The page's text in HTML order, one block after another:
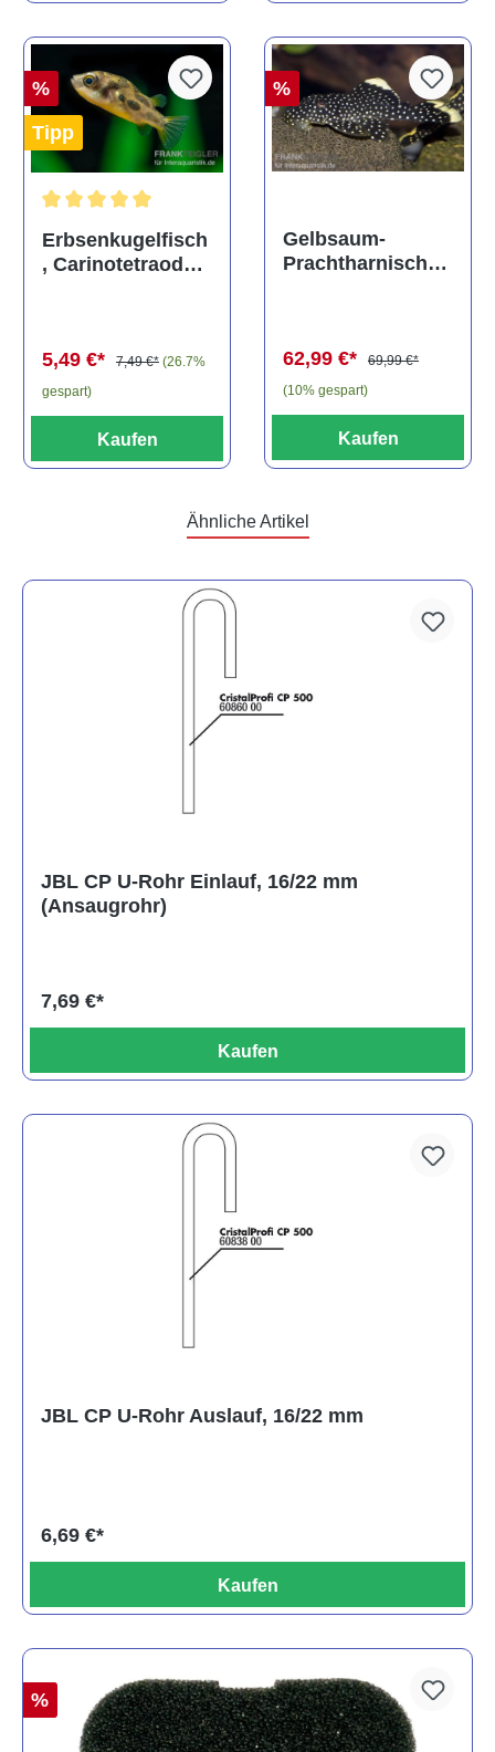
%
Tipp
Durchschnittliche Bewertung von 5 von 5 Sternen
Erbsenkugelfisch
, Carinotetraodon
5,49 €* 7,49 €* (26.7%
gespart)
Kaufen
%
Gelbsaum-
Prachtharnischw
62,99 €*
69,99 €*
(10% gespart)
Kaufen
Ähnliche Artikel
JBL CP U-Rohr Einlauf, 16/22 mm
(Ansaugrohr)
7,69 €*
Kaufen
JBL CP U-Rohr Auslauf, 16/22 mm
6,69 €*
Kaufen
%